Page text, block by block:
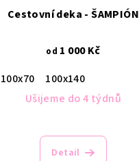
Cestovní deka - ŠAMPIÓN
od 1 000 Kč
100x70
100x140
Ušijeme do 4 týdnů
Detail